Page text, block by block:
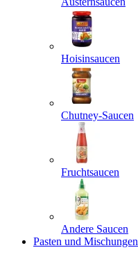
Hoisinsaucen
Chutney-Saucen
Fruchtsaucen
Andere Saucen
Pasten und Mischungen